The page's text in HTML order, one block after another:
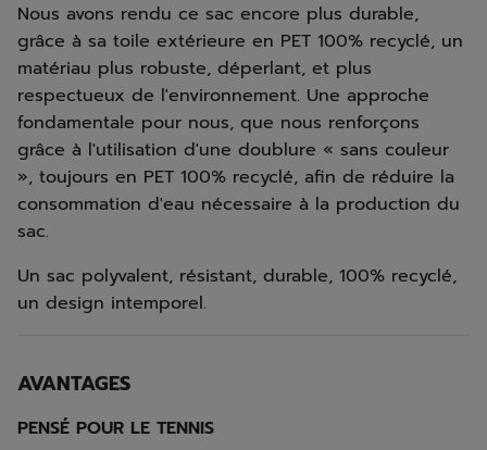
Nous avons rendu ce sac encore plus durable,
grâce à sa toile extérieure en PET 100% recyclé, un
matériau plus robuste, déperlant, et plus
respectueux de l'environnement. Une approche
fondamentale pour nous, que nous renforçons
grâce à l'utilisation d'une doublure « sans couleur
», toujours en PET 100% recyclé, afin de réduire la
consommation d'eau nécessaire à la production du
sac.
Un sac polyvalent, résistant, durable, 100% recyclé,
un design intemporel.
AVANTAGES
PENSÉ POUR LE TENNIS